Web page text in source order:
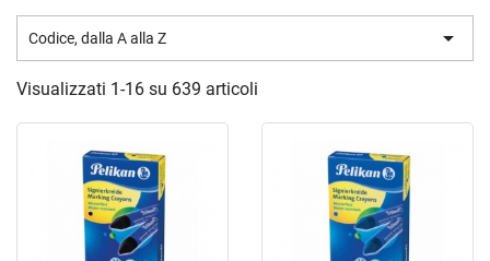
Codice, dalla A alla Z 
Visualizzati 1-16 su 639 articoli